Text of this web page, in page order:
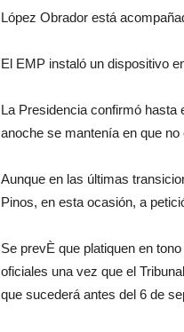
López Obrador está
El EMP instaló un dispositivo
La Presidencia confirmó hasta
anoche se mantenía en que no
Aunque en las últimas
Pinos, en esta ocasión, a
Se prevÈ que platiquen en
oficiales una vez que el
que sucederá antes del 6 de